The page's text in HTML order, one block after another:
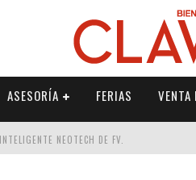
ASESORÍA FERIAS
NEOTECH DE FV.